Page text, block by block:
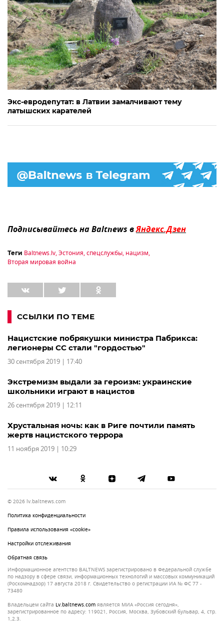
Экс-евродепутат: в Латвии замалчивают тему
латышских карателей
Подписывайтесь на Baltnews вЯндекс.Дзен
Теги Baltnews.lv,Эстония,спецслужбы, нацизм,
Вторая мировая война
ССЫЛКИ ПО ТЕМЕ
Нацистские побрякушки министра Пабрикса:
легионеры СС стали "гордостью"
30 сентября 2019 | 17:40
Экстремизм выдали за героизм: украинские
школьники играют в нацистов
26 сентября 2019 | 12:11
Хрустальная ночь: как в Риге почтили память
жертв нацистского террора
11 ноября 2019 | 10:29
© 2026 lv.baltnews.com
Политика конфиденциальности
Правила использования «cookie»
Настройки отслеживания
Обратная связь
Информационное агентство BALTNEWS зарегистрировано в Федеральной службе
по надзору в сфере связи, информационных технологий и массовых коммуникаций
(Роскомнадзор) 17 августа 2018 г. Свидетельство о регистрации ИА № ФС 77 -
73480
Владельцем сайта lv.baltnews.com является МИА «Россия сегодня»,
зарегистрированное по адресу: 119021, Россия, Москва, Зубовский бульвар, 4, стр.
1,2.3.